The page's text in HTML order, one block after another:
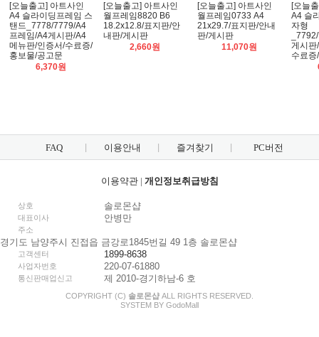
[오늘출고] 아트사인
A4 슬라이딩프레임 스
탠드_7778/7779/A4
프레임/A4게시판/A4
메뉴판/인증서/수료증/
홍보물/공고문
6,370원
[오늘출고] 아트사인
월프레임8820 B6
18.2x12.8/표지판/안
내판/게시판
2,660원
[오늘출고] 아트사인
월프레임0733 A4
21x29.7/표지판/안내
판/게시판
11,070원
[오늘
A4 슬
자형
게시판
수료
FAQ 이용안내 즐겨찾기 PC버전
이용약관| 개인정보취급방침
상호 솔로몬샵
대표이사 안병만
주소
경기도 남양주시 진접읍 금강로1845번길 49 1층 솔로몬샵
고객센터 1899-8638
사업자번호 220-07-61880
통신판매업신고 제 2010-경기하남-6 호
COPYRIGHT (C) 솔로몬샵 ALL RIGHTS RESERVED.
SYSTEM BY GodoMall